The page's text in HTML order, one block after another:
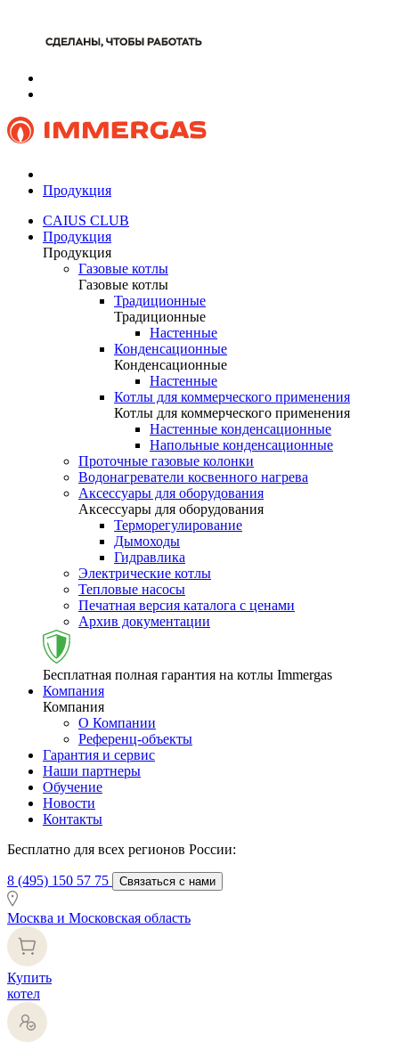
Продукция
CAIUS CLUB
Продукция
Продукция
Газовые котлы
Газовые котлы
Традиционные
Традиционные
Настенные
Конденсационные
Конденсационные
Настенные
Котлы для коммерческого применения
Котлы для коммерческого применения
Настенные конденсационные
Напольные конденсационные
Проточные газовые колонки
Водонагреватели косвенного нагрева
Аксессуары для оборудования
Аксессуары для оборудования
Терморегулирование
Дымоходы
Гидравлика
Электрические котлы
Тепловые насосы
Печатная версия каталога с ценами
Архив документации
Бесплатная полная гарантия на котлы Immergas
Компания
Компания
О Компании
Референц-объекты
Гарантия и сервис
Наши партнеры
Обучение
Новости
Контакты
Бесплатно для всех регионов России:
8 (495) 150 57 75 Связаться с нами
Москва и Московская область
Купить
котел